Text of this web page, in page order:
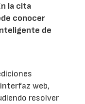
la cita
conocer
de
web,
resolver